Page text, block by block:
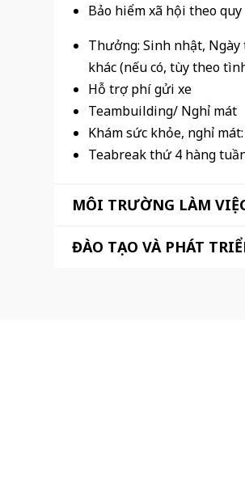
Bảo hiểm xã hội theo
Thưởng: Sinh nhật,
khác (nếu có, tùy theo
Hỗ trợ phí gửi xe
Teambuilding/ Nghỉ mát
Khám sức khỏe, nghỉ
Teabreak thứ 4 hàng
MÔI TRƯỜNG LÀM
ĐÀO TẠO VÀ PHÁT